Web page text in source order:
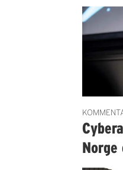
Norge